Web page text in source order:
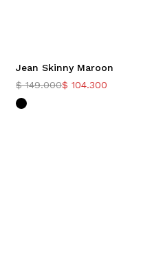
-30%
Jean Skinny Maroon
$149.000$ 104.300